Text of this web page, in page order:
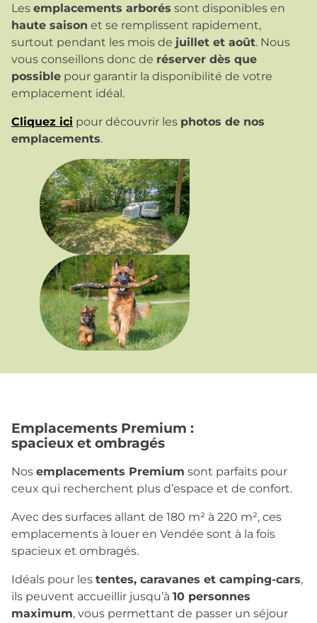
Les emplacements arborés sont disponibles en
haute saison et se remplissent rapidement,
surtout pendant les mois de juillet et août. Nous
vous conseillons donc de réserver dès que
possible pour garantir la disponibilité de votre
emplacement idéal.
Cliquez ici pour découvrir les photos de nos
emplacements.
Emplacements Premium :
spacieux et ombragés
Nos emplacements Premium sont parfaits pour
ceux qui recherchent plus d’espace et de confort.
Avec des surfaces allant de 180 m² à 220 m², ces
emplacements à louer en Vendée sont à la fois
spacieux et ombragés.
Idéals pour les tentes, caravanes et camping-cars,
ils peuvent accueillir jusqu’à 10 personnes
maximum, vous permettant de passer un séjour